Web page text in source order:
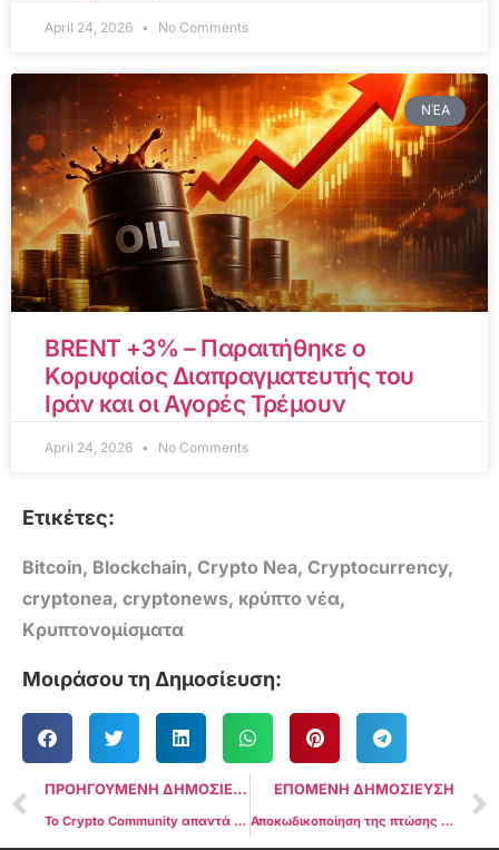
April 24, 2026 No Comments
ΝΈΑ
BRENT +3% – Παραιτήθηκε ο
Κορυφαίος Διαπραγματευτής του
Ιράν και οι Αγορές Τρέμουν
April 24, 2026 No Comments
Ετικέτες:
Bitcoin, Blockchain, Crypto Nea, Cryptocurrency,
cryptonea, cryptonews, κρύπτο νέα,
Κρυπτονομίσματα
Μοιράσου τη Δημοσίευση:
ΠΡΟΗΓΟΥΜΕΝΗ ΔΗΜΟΣΙΕΥΣΗ
To Crypto Community απαντά στους προτεινόμενους κανόνες φορολογικής αναφοράς κρύπτο υπό τη διοίκηση Μπάιντεν
ΕΠΟΜΕΝΗ ΔΗΜΟΣΙΕΥΣΗ
Αποκωδικοποίηση της πτώσης του Σεπτεμβρίου: 5 σημαντικές εξελίξεις στο Bitcoin αυτή την εβδομάδα